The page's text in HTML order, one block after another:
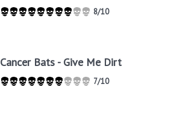
8/10
Cancer Bats - Give Me Dirt
7/10